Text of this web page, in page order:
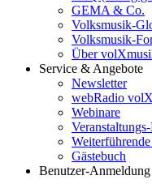
GEMA & Co.
Volksmusik-
Volksmusik-
Über
Service & Angebote
Newsletter
webRadio
Webinare
Gästebuch
Benutzer-Anmeldung